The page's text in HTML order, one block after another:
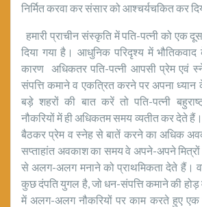
निर्मित करवा कर संसार को आश्चर्यचकित कर
हमारी प्राचीन संस्कृति में पति-पत्नी को एक
दिया गया है। आधुनिक परिदृश्य में
कारण अधिकतर पति-पत्नी आपसी प्रेम एवं
संपत्ति कमाने व एकत्रित करने पर अपना ध्यान
बड़े शहरों की बात करें तो पति-पत्नी
नौकरियों में ही अधिकतम समय व्यतीत कर देते
बैठकर प्रेम व स्नेह से बातें करने का अधिक
सप्ताहांत अवकाश का समय वे अपने-अपने
से अलग-अलग मनाने को प्राथमिकता देते हैं।
कुछ दंपति युगल है, जो धन-संपत्ति कमाने की
में अलग-अलग नौकरियों पर काम करते हुए